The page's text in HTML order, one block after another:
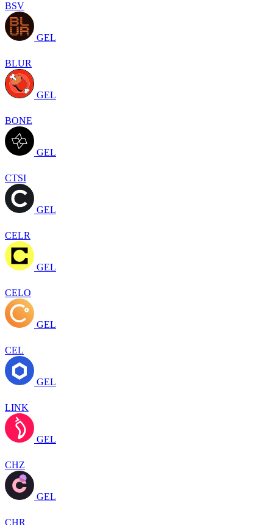
BSV
GEL
BLUR
GEL
BONE
GEL
CTSI
GEL
CELR
GEL
CELO
GEL
CEL
GEL
LINK
GEL
CHZ
GEL
CHR